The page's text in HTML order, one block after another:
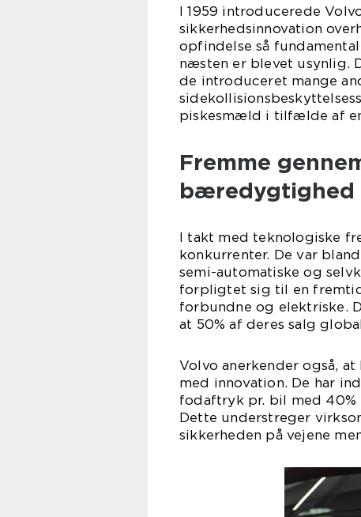
I 1959 introducerede
sikkerhedsinnovation
opfindelse så
næsten er blevet usynlig.
de introduceret mange
piskesmæld i tilfælde af
Fremme
bæredygtighed
I takt med teknologiske
konkurrenter. De var
semi-automatiske og
forpligtet sig til en
forbundne og elektriske.
at 50% af deres salg
Volvo anerkender også,
med innovation. De har
fodaftryk pr. bil med 40%
Dette understreger
sikkerheden på vejene